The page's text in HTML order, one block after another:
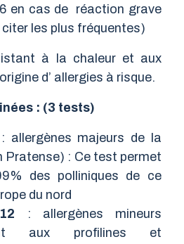
en cas de réaction grave
les plus fréquentes)
à la chaleur et aux
d’ allergies à risque.
: (3 tests)
: allergènes majeurs de la
Pratense) : Ce test permet
des polliniques de ce
du nord
: allergènes mineurs
aux profilines et